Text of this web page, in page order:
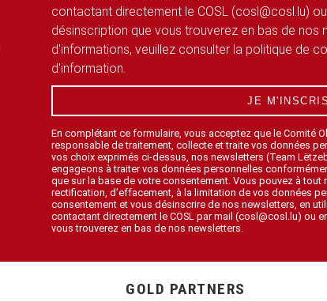
contactant directement le COSL (cosl@cosl.lu)
désinscription que vous trouverez en bas de nos
d'informations, veuillez consulter la politique de
d'information.
JE M'INSCRIS
En complétant ce formulaire, vous acceptez que le Comité
responsable de traitement, collecte et traite vos données
vos choix exprimés ci-dessus, nos newsletters (Team
engageons à traiter vos données personnelles
que sur la base de votre consentement. Vous pouvez à tout
rectification, d’effacement, à la limitation de vos données
consentement et vous désinscrire de nos newsletters, en
contactant directement le COSL par mail (cosl@cosl.lu) ou
vous trouverez en bas de nos newsletters.
GOLD PARTNERS